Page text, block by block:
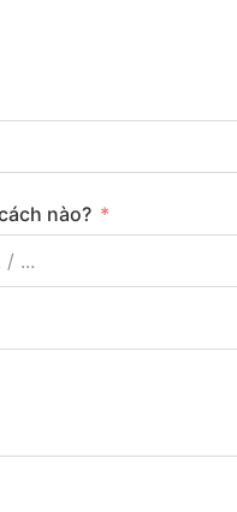
nào?